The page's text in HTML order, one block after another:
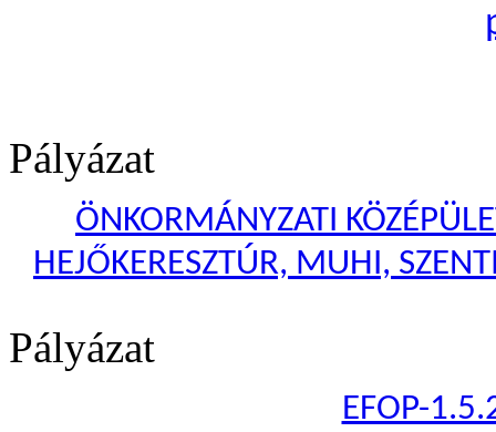
Pályázat
ÖNKORMÁNYZATI
HEJŐKERESZTÚR, MUHI,
Pályázat
EFOP-